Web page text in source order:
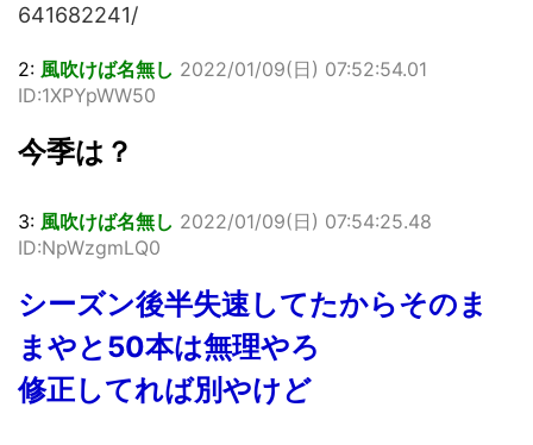
641682241/
2: 風吹けば名無し 2022/01/09(日) 07:52:54.01
ID:1XPYpWW50
今季は？
3: 風吹けば名無し 2022/01/09(日) 07:54:25.48
ID:NpWzgmLQ0
シーズン後半失速してたからそのま
まやと50本は無理やろ
修正してれば別やけど